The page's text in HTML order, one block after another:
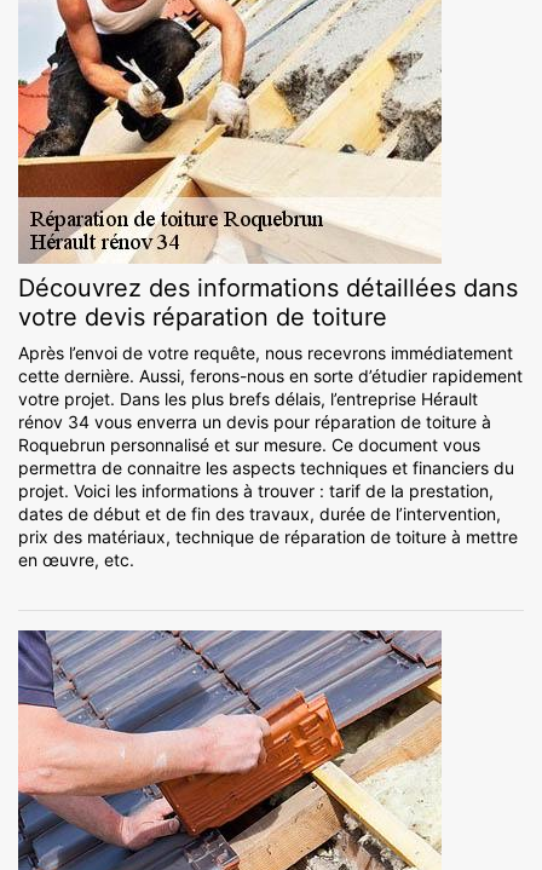
Découvrez des informations détaillées dans
votre devis réparation de toiture
Après l’envoi de votre requête, nous recevrons immédiatement
cette dernière. Aussi, ferons-nous en sorte d’étudier rapidement
votre projet. Dans les plus brefs délais, l’entreprise Hérault
rénov 34 vous enverra un devis pour réparation de toiture à
Roquebrun personnalisé et sur mesure. Ce document vous
permettra de connaitre les aspects techniques et financiers du
projet. Voici les informations à trouver : tarif de la prestation,
dates de début et de fin des travaux, durée de l’intervention,
prix des matériaux, technique de réparation de toiture à mettre
en œuvre, etc.